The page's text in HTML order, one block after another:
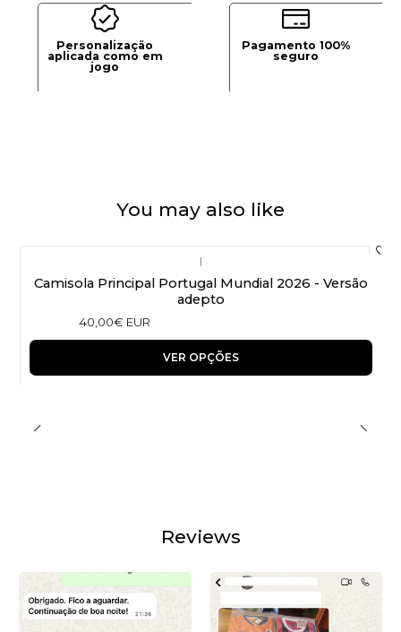
Personalização
aplicada como em
jogo
Pagamento 100%
seguro
You may also like
|
Camisola Principal Portugal Mundial 2026 - Versão
adepto
40,00€ EUR
VER OPÇÕES
Reviews